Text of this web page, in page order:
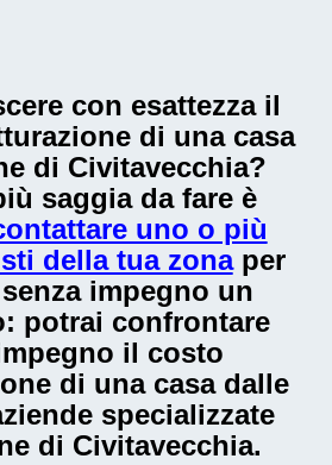
con esattezza il
di una casa
di Civitavecchia?
saggia da fare è
uno o più
della tua zonaper
impegno un
potrai confrontare
il costo
di una casadalle
specializzate
di Civitavecchia.